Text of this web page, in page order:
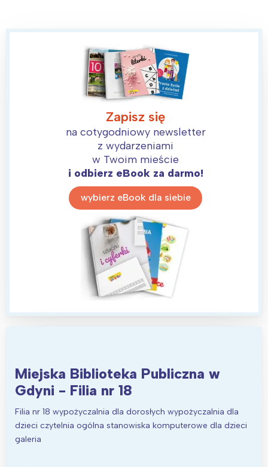
Zapisz się
na cotygodniowy newsletter
z wydarzeniami
w Twoim mieście
i odbierz eBook za darmo!
wybierz eBook dla siebie
Miejska Biblioteka Publiczna w
Gdyni - Filia nr 18
Filia nr 18 wypożyczalnia dla dorosłych wypożyczalnia dla
dzieci czytelnia ogólna stanowiska komputerowe dla dzieci
galeria